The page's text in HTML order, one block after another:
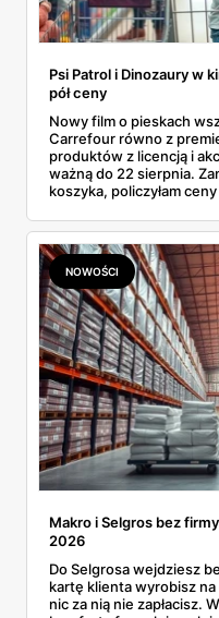
Psi Patrol i Dinozaury w
pół ceny
Nowy film o pieskach
Carrefour równo z
produktów z licencją i
ważną do 22 sierpnia.
koszyka, policzyłam
prawie 140 zł za
waflowe bronią się
NOWOŚCI
Makro i Selgros bez
2026
Do Selgrosa wejdziesz
kartę klienta wyrobisz
nic za nią nie zapłacisz.